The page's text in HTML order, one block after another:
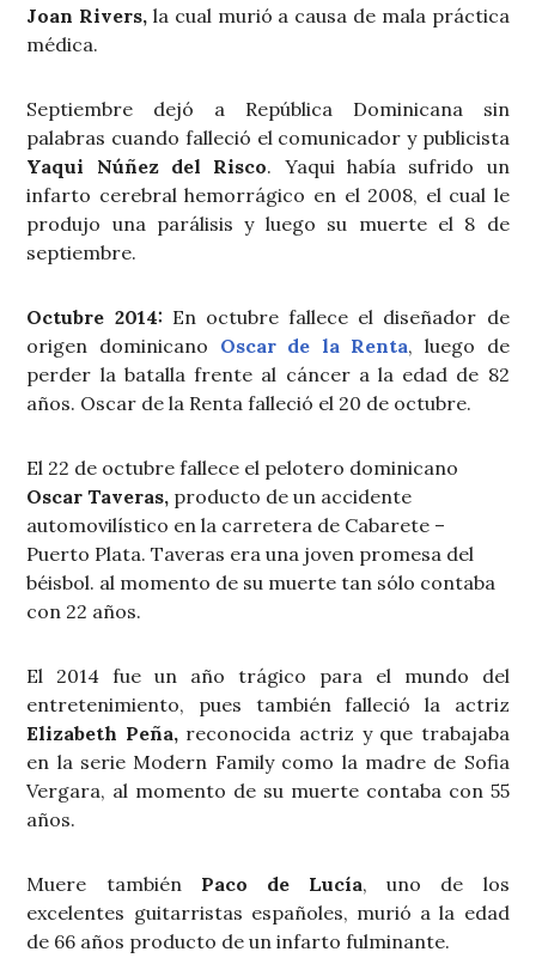
Joan Rivers, la cual murió a causa de mala práctica
médica.
Septiembre dejó a República Dominicana sin
palabras cuando falleció el comunicador y publicista
Yaqui Núñez del Risco. Yaqui había sufrido un
infarto cerebral hemorrágico en el 2008, el cual le
produjo una parálisis y luego su muerte el 8 de
septiembre.
Octubre 2014: En octubre fallece el diseñador de
origen dominicano Oscar de la Renta, luego de
perder la batalla frente al cáncer a la edad de 82
años. Oscar de la Renta falleció el 20 de octubre.
El 22 de octubre fallece el pelotero dominicano
Oscar Taveras, producto de un accidente
automovilístico en la carretera de Cabarete –
Puerto Plata. Taveras era una joven promesa del
béisbol. al momento de su muerte tan sólo contaba
con 22 años.
El 2014 fue un año trágico para el mundo del
entretenimiento, pues también falleció la actriz
Elizabeth Peña,reconocida actriz y que trabajaba
en la serie Modern Family como la madre de Sofia
Vergara, al momento de su muerte contaba con 55
años.
Muere también Paco de Lucía, uno de los
excelentes guitarristas españoles, murió a la edad
de 66 años producto de un infarto fulminante.